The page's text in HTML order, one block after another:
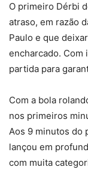
O primeiro Dérbi
atraso, em razão
Paulo e que
encharcado. Com
partida para
Com a bola
nos primeiros
Aos 9 minutos do
lançou em
com muita